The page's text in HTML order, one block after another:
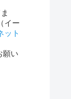
イー
ット
願い